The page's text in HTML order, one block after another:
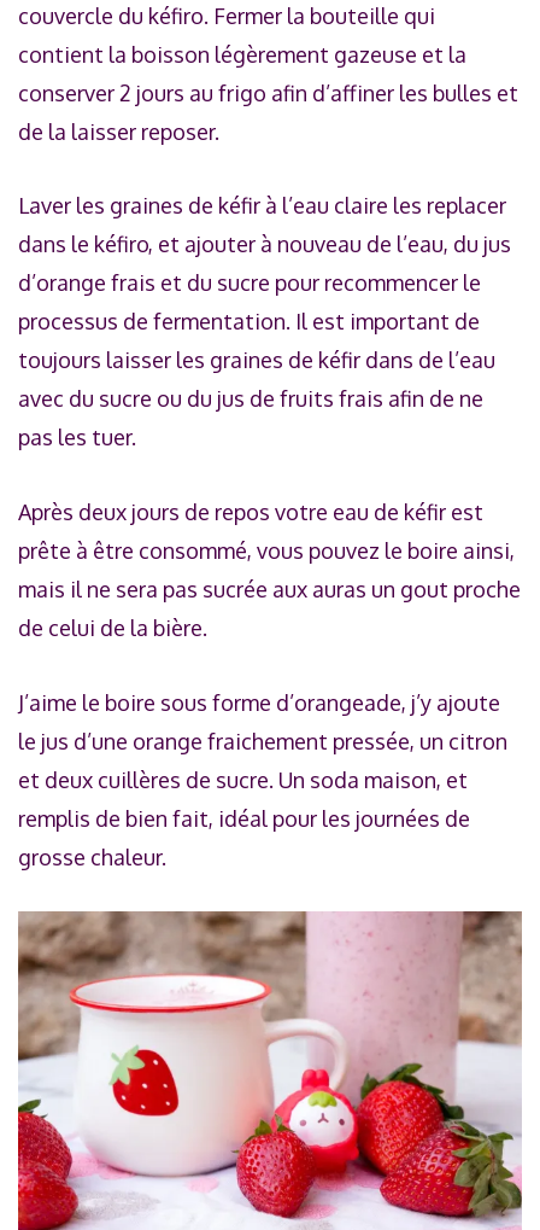
couvercle du kéfiro. Fermer la bouteille qui
contient la boisson légèrement gazeuse et la
conserver 2 jours au frigo afin d’affiner les bulles et
de la laisser reposer.
Laver les graines de kéfir à l’eau claire les replacer
dans le kéfiro, et ajouter à nouveau de l’eau, du jus
d’orange frais et du sucre pour recommencer le
processus de fermentation. Il est important de
toujours laisser les graines de kéfir dans de l’eau
avec du sucre ou du jus de fruits frais afin de ne
pas les tuer.
Après deux jours de repos votre eau de kéfir est
prête à être consommé, vous pouvez le boire ainsi,
mais il ne sera pas sucrée aux auras un gout proche
de celui de la bière.
J’aime le boire sous forme d’orangeade, j’y ajoute
le jus d’une orange fraichement pressée, un citron
et deux cuillères de sucre. Un soda maison, et
remplis de bien fait, idéal pour les journées de
grosse chaleur.